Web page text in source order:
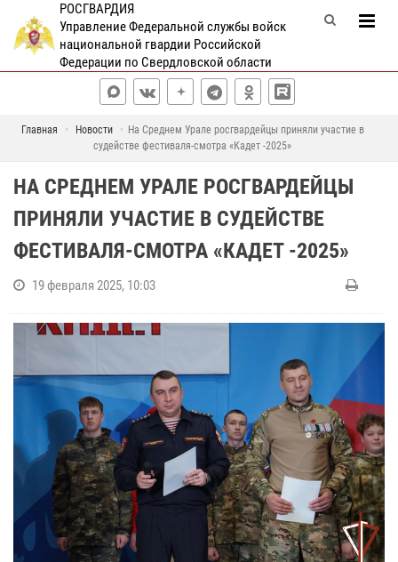
РОСГВАРДИЯ
Управление Федеральной службы войск
национальной гвардии Российской
Федерации по Свердловской области
Главная Новости
На Среднем Урале росгвардейцы приняли участие в
судействе фестиваля-смотра «Кадет -2025»
НА СРЕДНЕМ УРАЛЕ РОСГВАРДЕЙЦЫ
ПРИНЯЛИ УЧАСТИЕ В СУДЕЙСТВЕ
ФЕСТИВАЛЯ-СМОТРА «КАДЕТ -2025»
19 февраля 2025, 10:03